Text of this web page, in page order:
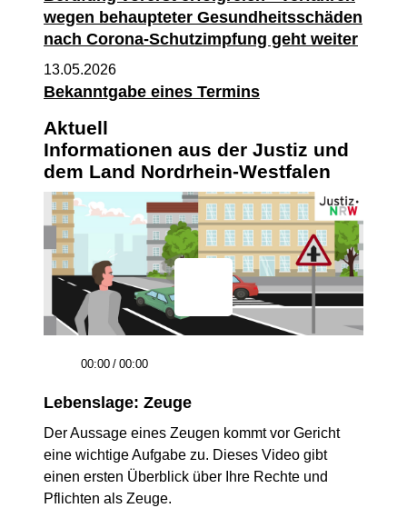
wegen behaupteter Gesundheitsschäden
nach Corona-Schutzimpfung geht weiter
13.05.2026
Bekanntgabe eines Termins
Aktuell
Informationen aus der Justiz und
dem Land Nordrhein-Westfalen
00:00 / 00:00
Lebenslage: Zeuge
Der Aussage eines Zeugen kommt vor Gericht
eine wichtige Aufgabe zu. Dieses Video gibt
einen ersten Überblick über Ihre Rechte und
Pflichten als Zeuge.